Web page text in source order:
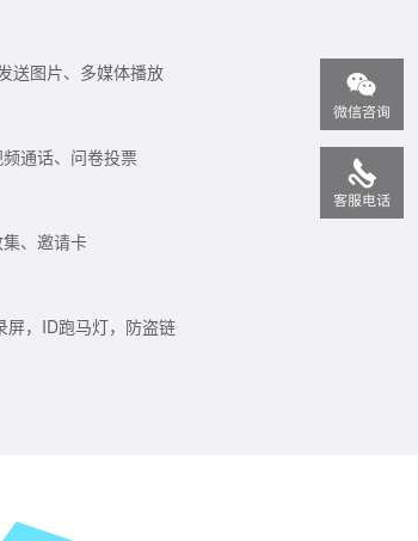
送图片、多媒体播放
通话、问卷投票
、邀请卡
屏，ID跑马灯，防盗链